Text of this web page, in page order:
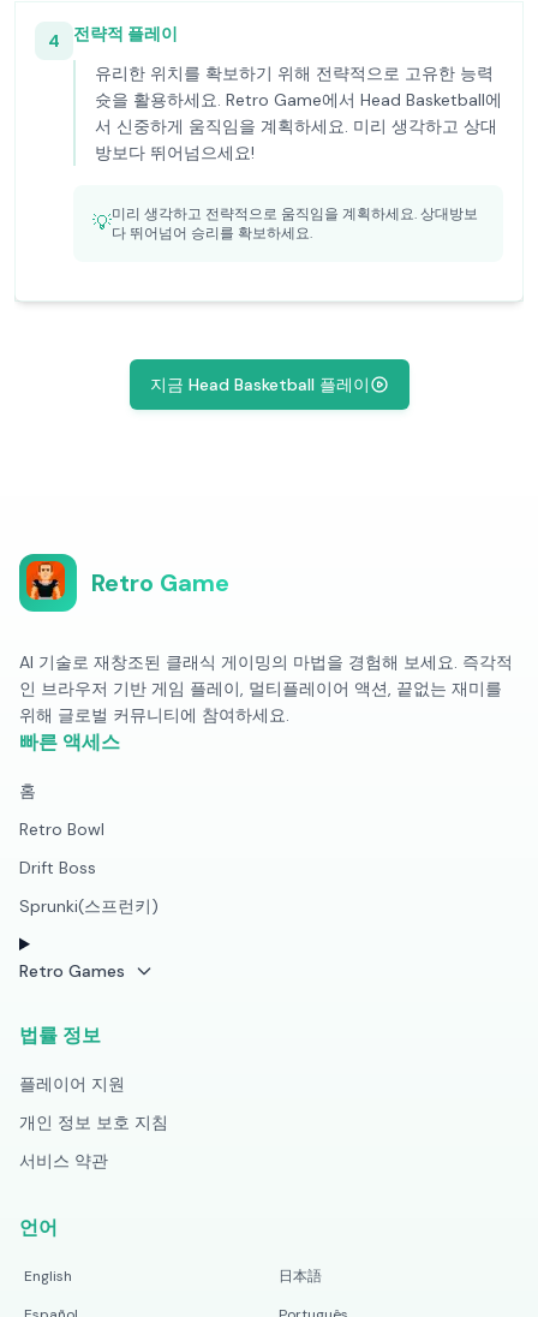
4
전략적 플레이
유리한 위치를 확보하기 위해 전략적으로 고유한 능력
슛을 활용하세요. Retro Game에서 Head Basketball에
서 신중하게 움직임을 계획하세요. 미리 생각하고 상대
방보다 뛰어넘으세요!
💡미리 생각하고 전략적으로 움직임을 계획하세요. 상대방보
다 뛰어넘어 승리를 확보하세요.
지금 Head Basketball 플레이
Retro Game
AI 기술로 재창조된 클래식 게이밍의 마법을 경험해 보세요. 즉각적
인 브라우저 기반 게임 플레이, 멀티플레이어 액션, 끝없는 재미를
위해 글로벌 커뮤니티에 참여하세요.
빠른 액세스
홈
Retro Bowl
Drift Boss
Sprunki(스프런키)
Retro Games
법률 정보
플레이어 지원
개인 정보 보호 지침
서비스 약관
언어
English
日本語